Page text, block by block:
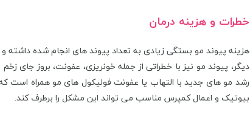
خطرات و هزینه درمان
هزینه پیوند مو بستگی زیادی به تعداد پیوند های انجام شده
دیگر، پیوند مو نیز با خطراتی از جمله خونریزی، عفونت، بروز جای
رشد مو های جدید با التهاب یا عفونت فولیکول های مو همراه
بیوتیک و اعمال کمپرس مناسب می تواند این مشکل را برطرف کند.